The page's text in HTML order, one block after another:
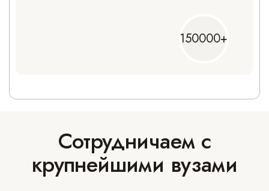
150000+
Сотрудничаем с
крупнейшими вузами